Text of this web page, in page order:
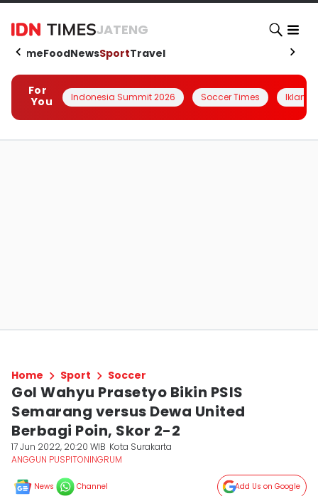
JATENG
HomeFoodNewsSportTravel
For
You
Indonesia Summit 2026 Soccer Times Iklanin
Home Sport Soccer
Gol Wahyu Prasetyo Bikin PSIS
Semarang versus Dewa United
Berbagi Poin, Skor 2-2
17 Jun 2022, 20:20 WIB Kota Surakarta
ANGGUN PUSPITONINGRUM
News Channel Add Us on Google